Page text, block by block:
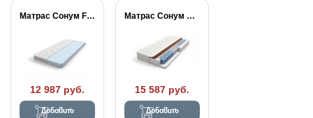
Матрас Сонум Flex...
12 987 руб.
Добавить
Матрас Сонум Balance...
15 587 руб.
Добавить